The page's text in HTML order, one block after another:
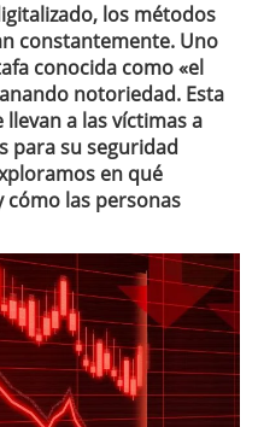
los métodos
constantemente. Uno
conocida como «el
notoriedad. Esta
a las víctimas a
para su seguridad
en qué
cómo las personas